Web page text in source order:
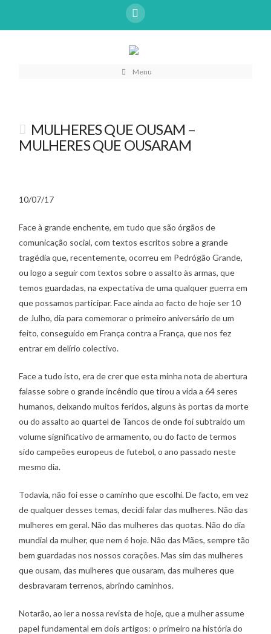
Menu
MULHERES QUE OUSAM –
MULHERES QUE OUSARAM
10/07/17
Face à grande enchente, em tudo que são órgãos de
comunicação social, com textos escritos sobre a grande
tragédia que, recentemente, ocorreu em Pedrógão Grande,
ou logo a seguir com textos sobre o assalto às armas, que
temos guardadas, na expectativa de uma qualquer guerra em
que possamos participar. Face ainda ao facto de hoje ser 10
de Julho, dia para comemorar o primeiro aniversário de um
feito, conseguido em França contra a França, que nos fez
entrar em delírio colectivo.
Face a tudo isto, era de crer que esta minha nota de abertura
falasse sobre o grande incêndio que tirou a vida a 64 seres
humanos, deixando muitos feridos, alguns às portas da morte
ou do assalto ao quartel de Tancos de onde foi subtraído um
volume significativo de armamento, ou do facto de termos
sido campeões europeus de futebol, o ano passado neste
mesmo dia.
Todavia, não foi esse o caminho que escolhi. De facto, em vez
de qualquer desses temas, decidi falar das mulheres. Não das
mulheres em geral. Não das mulheres das quotas. Não do dia
mundial da mulher, que nem é hoje. Não das Mães, sempre tão
bem guardadas nos nossos corações. Mas sim das mulheres
que ousam, das mulheres que ousaram, das mulheres que
desbravaram terrenos, abrindo caminhos.
Notarão, ao ler a nossa revista de hoje, que a mulher assume
papel fundamental em dois artigos: o primeiro na história do